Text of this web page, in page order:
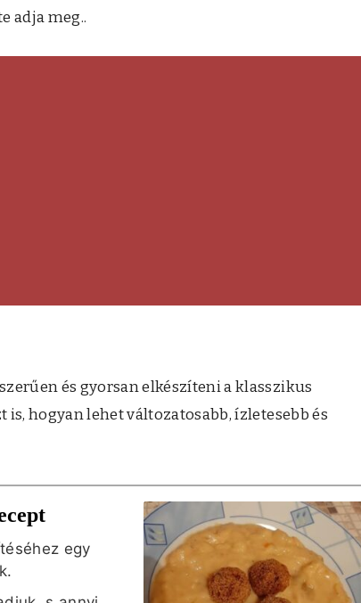
adja meg..
és gyorsan elkészíteni a klasszikus
hogyan lehet változatosabb, ízletesebb és
egy